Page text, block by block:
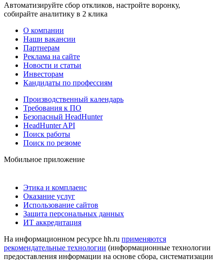
Автоматизируйте сбор откликов, настройте воронку,
собирайте аналитику в 2 клика
О компании
Наши вакансии
Партнерам
Реклама на сайте
Новости и статьи
Инвесторам
Кандидаты по профессиям
Производственный календарь
Требования к ПО
Безопасный HeadHunter
HeadHunter API
Поиск работы
Поиск по резюме
Мобильное приложение
Этика и комплаенс
Оказание услуг
Использование сайтов
Защита персональных данных
ИТ аккредитация
На информационном ресурсе hh.ru применяются
рекомендательные технологии (информационные технологии
предоставления информации на основе сбора, систематизации